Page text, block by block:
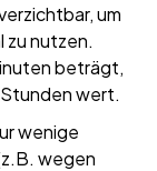
um
zu nutzen.
beträgt,
wert.
wenige
wegen